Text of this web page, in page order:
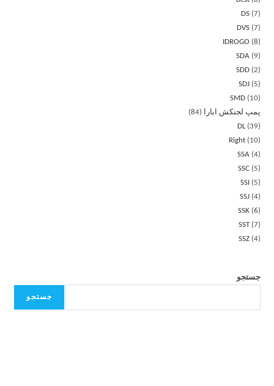
DS 7
DVS 7
IDROGO
8
SDA
9
SDD 2
SDJ
5
SMD
10
پمپ لجنکش ابارا
84
DL 39
Right
10
SSA 4
SSC
5
SSI
5
SSJ 4
SSK 6
SST 7
SSZ 4
جستجو
جستجو